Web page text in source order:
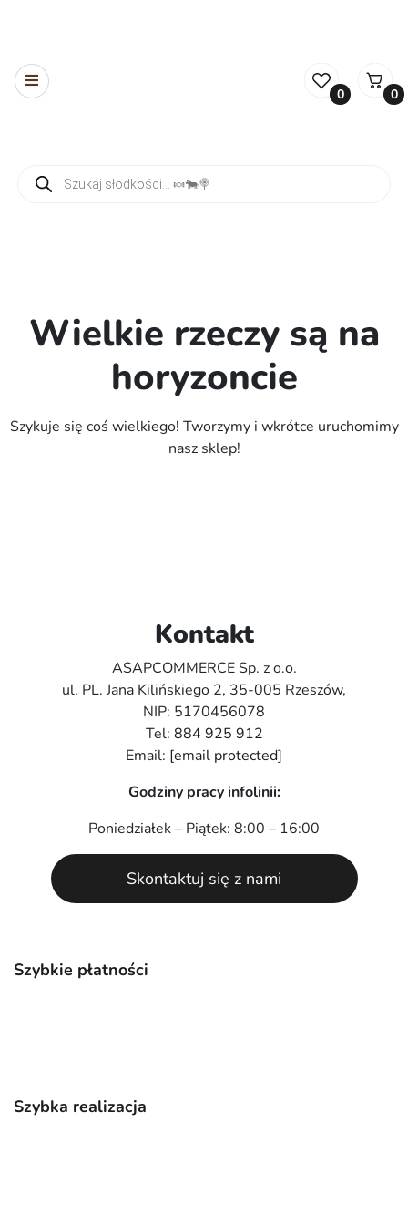
0 0
Wielkie rzeczy są na
horyzoncie
Szykuje się coś wielkiego! Tworzymy i wkrótce uruchomimy
nasz sklep!
Szybkie płatności
Szybka realizacja
Kontakt
ASAPCOMMERCE Sp. z o.o.
ul. PL. Jana Kilińskiego 2, 35-005 Rzeszów,
NIP: 5170456078
Tel: 884 925 912
Email: [email protected]
Godziny pracy infolinii:
Poniedziałek – Piątek: 8:00 – 16:00
Skontaktuj się z nami